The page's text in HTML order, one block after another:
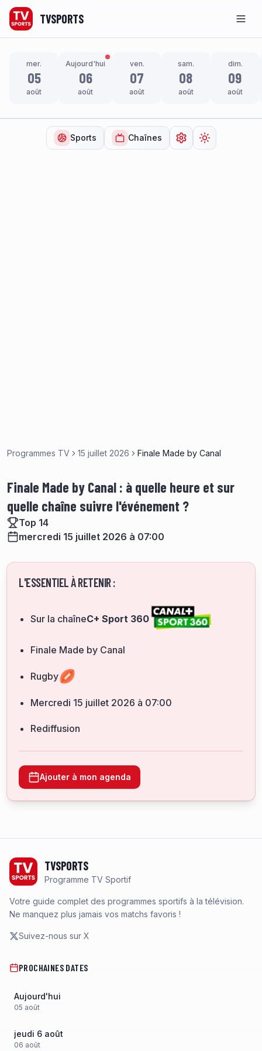
TVSPORTS
mer.
05
août
Aujourd'hui
06
août
ven.
07
août
sam.
08
août
dim.
09
août
Sports Chaînes Ouvrir lesChanger de
Programmes TV 15 juillet 2026 Finale Made by Canal
Finale Made by Canal : à quelle heure et sur
quelle chaîne suivre l'événement ?
Top 14
mercredi 15 juillet 2026 à 07:00
L'ESSENTIEL À RETENIR :
Sur la chaîneC+ Sport 360
Finale Made by Canal
Rugby
mercredi 15 juillet 2026 à 07:00
Rediffusion
Ajouter à mon agenda
TVSPORTS
Programme TV Sportif
Votre guide complet des programmes sportifs à la télévision.
Ne manquez plus jamais vos matchs favoris !
Suivez-nous sur X
PROCHAINES DATES
Aujourd'hui
05 août
jeudi 6 août
06 août